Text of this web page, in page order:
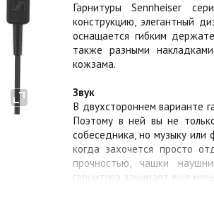
Гарнитуры Sennheiser
конструкцию, элегантный
оснащается гибким
также разными
кожзама.
Звук
В двухстороннем варианте
Поэтому в ней вы не
собеседника, но музыку
когда захочется просто
прочностью, чашки
гарнитура занимает еще